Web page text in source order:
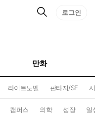
검
로그인
만화
라이트노벨 판타지/SF
캠퍼스 의학 성장 일